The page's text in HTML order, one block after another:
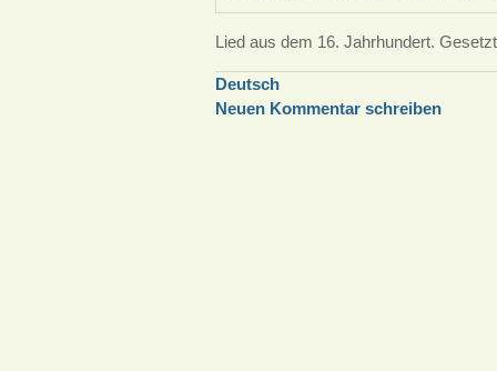
Lied aus dem 16. Jahrhundert.
Deutsch
Neuen Kommentar schreiben